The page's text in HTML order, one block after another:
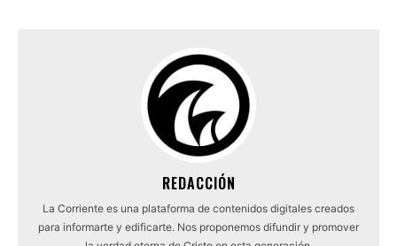
REDACCIÓN
La Corriente es una plataforma de contenidos digitales creados
para informarte y edificarte. Nos proponemos difundir y promover